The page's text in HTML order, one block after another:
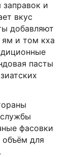
и
вкус
добавляют
ям и том кха
пасты
фасовки
объём для